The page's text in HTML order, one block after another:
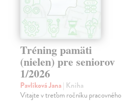
Tréning pamäti
(nielen) pre seniorov
1/2026
Pavlíková Jana| Kniha
Vitajte v treťom ročníku pracovného